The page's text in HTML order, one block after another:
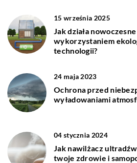
15 września 2025
Jak działa
wykorzystaniem
technologii?
24 maja 2023
Ochrona przed
wyładowaniami
04 stycznia 2024
Jak nawilżacz
twoje zdrowie i